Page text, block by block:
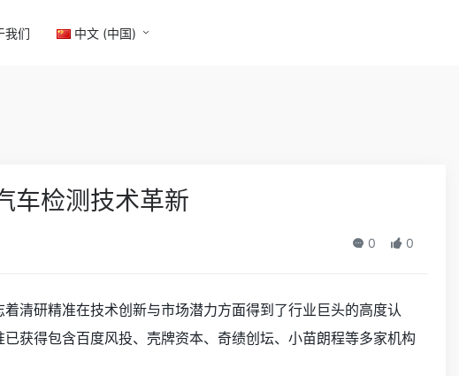
我们 中文 (中国)
车检测技术革新
0 0
清研精准在技术创新与市场潜力方面得到了行业巨头的高度认
获得包含百度风投、壳牌资本、奇绩创坛、小苗朗程等多家机构